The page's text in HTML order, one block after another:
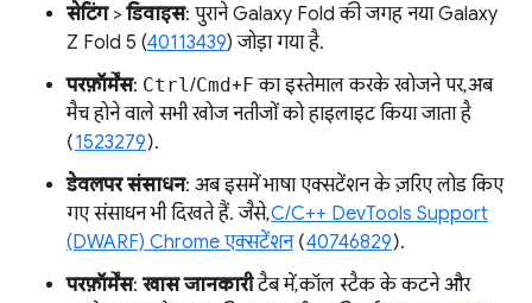
सेटिंग>डिवाइस: पुराने Galaxy Fold की जगह नया Galaxy
Z Fold 5 (40113439) जोड़ा गया है.
परफ़ॉर्मेंस: Ctrl/Cmd+ F का इस्तेमाल करके खोजने पर, अब
मैच होने वाले सभी खोज नतीजों को हाइलाइट किया जाता है
(1523279).
डेवलपर संसाधन: अब इसमें भाषा एक्सटेंशन के ज़रिए लोड किए
गए संसाधन भी दिखते हैं. जैसे,C/C++ DevTools Support
(DWARF) Chrome एक्सटेंशन(40746829).
परफ़ॉर्मेंस: खास जानकारीटैब में, कॉल स्टैक के कटने और